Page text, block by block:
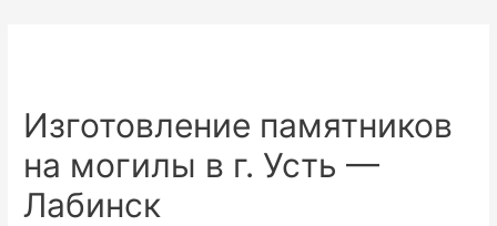
Изготовление памятников
на могилы в г. Усть —
Лабинск